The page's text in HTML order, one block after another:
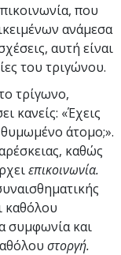
που
ανάμεσα
αυτή είναι
του τριγώνου.
τρίγωνο,
κανείς: «Έχεις
θυμωμένο άτομο;».
καθώς
επικοινωνία.
καθόλου
συμφωνία και
στοργή.